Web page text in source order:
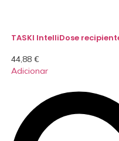
TASKI IntelliDose
44,88 €
Adicionar